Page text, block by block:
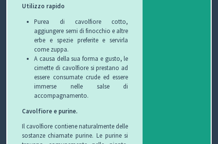
Utilizzo rapido
Purea di cavolfiore cotto,
aggiungere semi di finocchio e altre
erbe e spezie preferite e servirla
come zuppa.
A causa della sua forma e gusto, le
cimette di cavolfiore si prestano ad
essere consumate crude ed essere
immerse nelle salse di
accompagnamento.
Cavolfiore e purine.
Il cavolfiore contiene naturalmente delle
sostanze chiamate purine. Le purine si